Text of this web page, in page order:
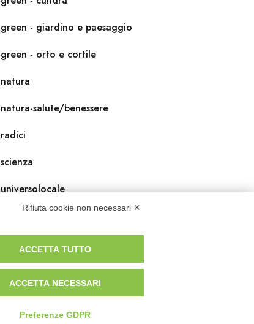
green - giardino e paesaggio
green - orto e cortile
natura
natura-salute/benessere
radici
scienza
universolocale
Rifiuta cookie non necessari ✕
ACCETTA TUTTO
ACCETTA NECESSARI
Preferenze GDPR